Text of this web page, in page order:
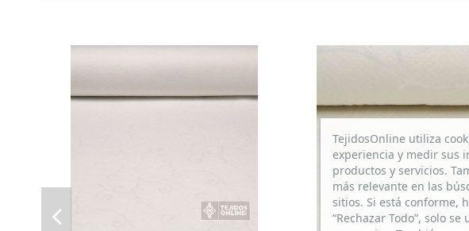
TejidosOnline utiliza
experiencia y medir sus
productos y servicios.
más relevante en las
sitios. Si está conforme,
“Rechazar Todo”, solo